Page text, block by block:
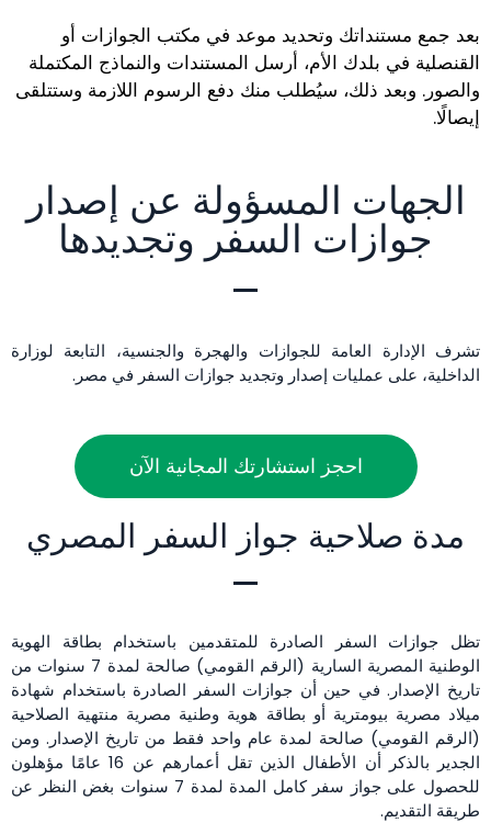
بعد جمع مستنداتك وتحديد موعد في مكتب الجوازات أو
القنصلية في بلدك الأم، أرسل المستندات والنماذج المكتملة
والصور. وبعد ذلك، سيُطلب منك دفع الرسوم اللازمة وستتلقى
إيصالًا.
الجهات المسؤولة عن إصدار
جوازات السفر وتجديدها
تشرف الإدارة العامة للجوازات والهجرة والجنسية، التابعة لوزارة
الداخلية، على عمليات إصدار وتجديد جوازات السفر في مصر.
احجز استشارتك المجانية الآن
مدة صلاحية جواز السفر المصري
تظل جوازات السفر الصادرة للمتقدمين باستخدام بطاقة الهوية
الوطنية المصرية السارية (الرقم القومي) صالحة لمدة 7 سنوات من
تاريخ الإصدار. في حين أن جوازات السفر الصادرة باستخدام شهادة
ميلاد مصرية بيومترية أو بطاقة هوية وطنية مصرية منتهية الصلاحية
(الرقم القومي) صالحة لمدة عام واحد فقط من تاريخ الإصدار. ومن
الجدير بالذكر أن الأطفال الذين تقل أعمارهم عن 16 عامًا مؤهلون
للحصول على جواز سفر كامل المدة لمدة 7 سنوات بغض النظر عن
طريقة التقديم.